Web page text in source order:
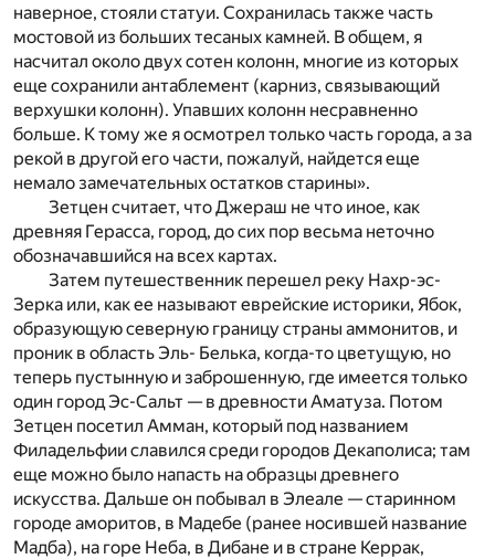
наверное, стояли статуи. Сохранилась также часть
мостовой из больших тесаных камней. В общем, я
насчитал около двух сотен колонн, многие из которых
еще сохранили антаблемент (карниз, связывающий
верхушки колонн). Упавших колонн несравненно
больше. К тому же я осмотрел только часть города, а за
рекой в другой его части, пожалуй, найдется еще
немало замечательных остатков старины».
Зетцен считает, что Джераш не что иное, как
древняя Герасса, город, до сих пор весьма неточно
обозначавшийся на всех картах.
Затем путешественник перешел реку Нахр-эс-
Зерка или, как ее называют еврейские историки, Ябок,
образующую северную границу страны аммонитов, и
проник в область Эль- Белька, когда-то цветущую, но
теперь пустынную и заброшенную, где имеется только
один город Эс-Сальт — в древности Аматуза. Потом
Зетцен посетил Амман, который под названием
Филадельфии славился среди городов Декаполиса; там
еще можно было напасть на образцы древнего
искусства. Дальше он побывал в Элеале — старинном
городе аморитов, в Мадебе (ранее носившей название
Мадба), на горе Неба, в Дибане и в стране Керрак,